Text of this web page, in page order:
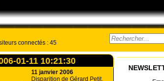
connectés : 45
01-11 10:21:30
11 janvier 2006
Disparition de Gérard Petit.